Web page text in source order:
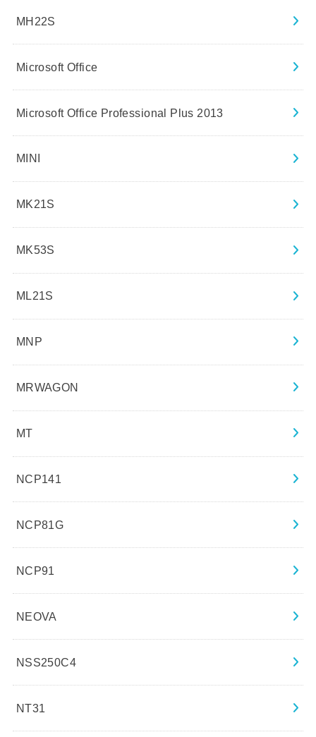
MH22S
Microsoft Office
Microsoft Office Professional Plus 2013
MINI
MK21S
MK53S
ML21S
MNP
MRWAGON
MT
NCP141
NCP81G
NCP91
NEOVA
NSS250C4
NT31